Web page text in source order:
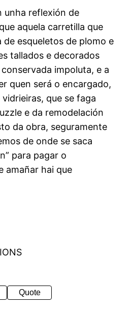
unha reflexión de
aquela carretilla que
esqueletos de plomo e
tallados e decorados
impoluta, e a
quen será o encargado,
que se faga
e da remodelación
da obra, seguramente
de onde se saca
para pagar o
amañar hai que
Quote